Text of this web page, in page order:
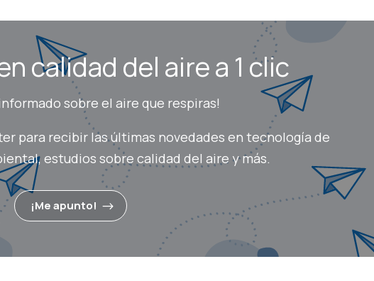
calidad del aire a 1 clic
sobre el aire que respiras!
para recibir las últimas novedades en tecnología de
estudios sobre calidad del aire y más.
¡Me apunto!